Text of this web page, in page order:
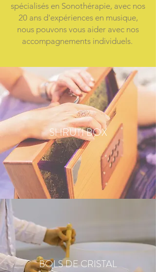
spécialisés en Sonothérapie, avec nos
20 ans d'expériences en musique,
nous pouvons vous aider avec nos
accompagnements individuels.
SHRUTI BOX
BOLS DE CRISTAL